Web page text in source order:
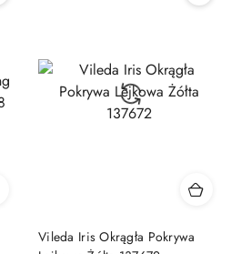
obniżką
Vileda Iris Okrągła Pokrywa